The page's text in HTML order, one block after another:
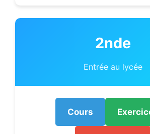
2nde
Entrée au lycée
Cours